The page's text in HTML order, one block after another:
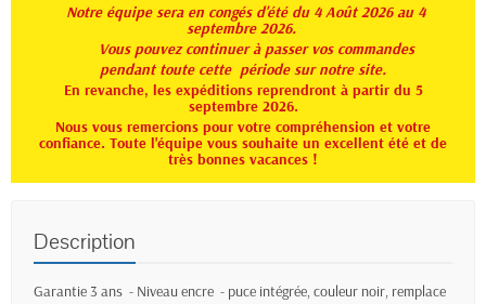
Notre équipe sera en congés d'été du 4 Août 2026 au 4
septembre 2026.
Vous pouvez continuer à passer vos commandes
pendant toute cette période sur notre site.
En revanche, les expéditions reprendront à partir du 5
septembre 2026.
Nous vous remercions pour votre compréhension et votre
confiance. Toute l'équipe vous souhaite un excellent été et de
très bonnes vacances !
Description
Garantie 3 ans - Niveau encre - puce intégrée, couleur noir, remplace